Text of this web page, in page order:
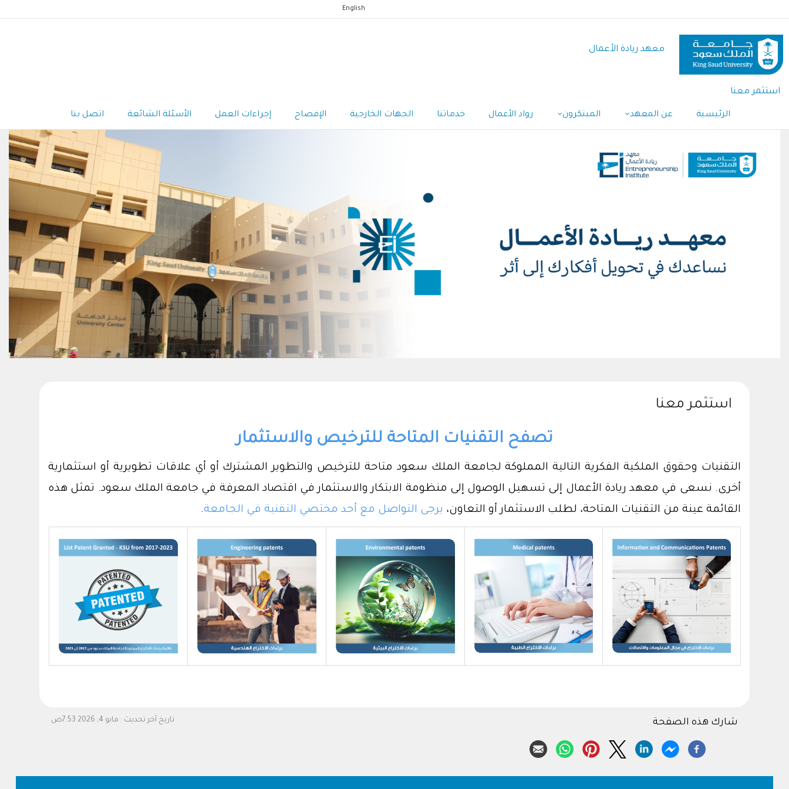
المحتوى
الرئيسي
English
معهد ريادة الأعمال
استثمر معنا
الرئيسية عن المعهد المبتكرون رواد الأعمال خدماتنا الجهات الخارجية الإفصاح إجراءات العمل الأسئلة الشائعة اتصل بنا
استثمر معنا
تصفح التقنيات المتاحة للترخيص والاستثمار
التقنيات وحقوق الملكية الفكرية التالية المملوكة لجامعة الملك سعود متاحة للترخيص والتطوير المشترك أو أي علاقات تطويرية أو استثمارية
أخرى. نسعى في معهد ريادة الأعمال إلى تسهيل الوصول إلى منظومة الابتكار والاستثمار في اقتصاد المعرفة في جامعة الملك سعود. تمثل هذه
القائمة عينة من التقنيات المتاحة، لطلب الاستثمار أو التعاون، يرجى التواصل مع أحد مختصي التقنية في الجامعة.
تاريخ آخر تحديث : مايو 4, 2026 7:53ص شارك هذه الصفحة